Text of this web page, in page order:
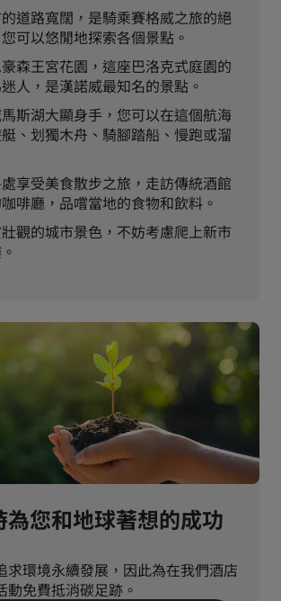
道路寬闊，是騎乘賽格威之旅的絕
可以悠閒地探索各個景點。
森王宮花園，這座巴洛克式庭園的
人，是漢諾威最知名的景點。
斯湖大顯身手，您可以在這個航海
、划獨木舟、騎腳踏船、慢跑或溜
享受美食散步之旅，走訪傳統酒館
啡廳，品嚐當地的食物和飲料。
觀的城市景色，不妨考慮爬上新市
為您和地球著想的成功
求環境永續發展，因此為在我們酒店
動免費抵消碳足跡。